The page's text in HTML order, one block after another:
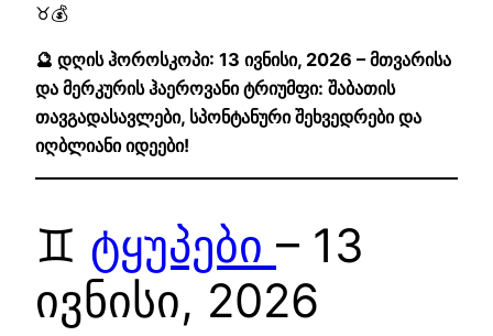
♉💰
🔮 დღის ჰოროსკოპი: 13 ივნისი, 2026 – მთვარისა
და მერკურის ჰაეროვანი ტრიუმფი: შაბათის
თავგადასავლები, სპონტანური შეხვედრები და
იღბლიანი იდეები!
♊ ტყუპები – 13
ივნისი, 2026